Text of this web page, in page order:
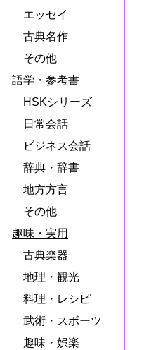
エッセイ
古典名作
その他
語学・参考書
HSKシリーズ
日常会話
ビジネス会話
辞典・辞書
地方方言
その他
趣味・実用
古典楽器
地理・観光
料理・レシピ
武術・スボーツ
趣味・娯楽